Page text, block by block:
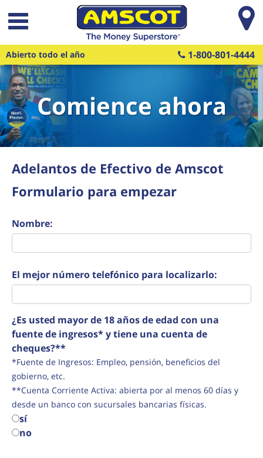
Saltar al contenido principal
Abierto todo el año 1-800-801-4444
Comience ahora
Adelantos de Efectivo de Amscot
Formulario para empezar
Nombre:
El mejor número telefónico para localizarlo:
¿Es usted mayor de 18 años de edad con una
fuente de ingresos* y tiene una cuenta de
cheques?**
*Fuente de Ingresos: Empleo, pensión, beneficios del
gobierno, etc.
**Cuenta Corriente Activa: abierta por al menos 60 días y
desde un banco con sucursales bancarias físicas.
sí
no